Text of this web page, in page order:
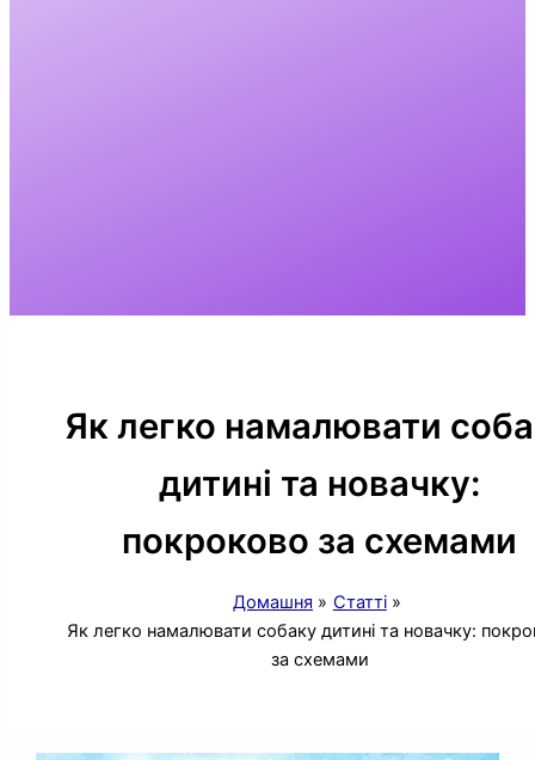
Як легко намалювати
дитині та новачку:
покроково за схемами
Домашня
Статті
Як легко намалювати собаку дитині та новачку:
за схемами